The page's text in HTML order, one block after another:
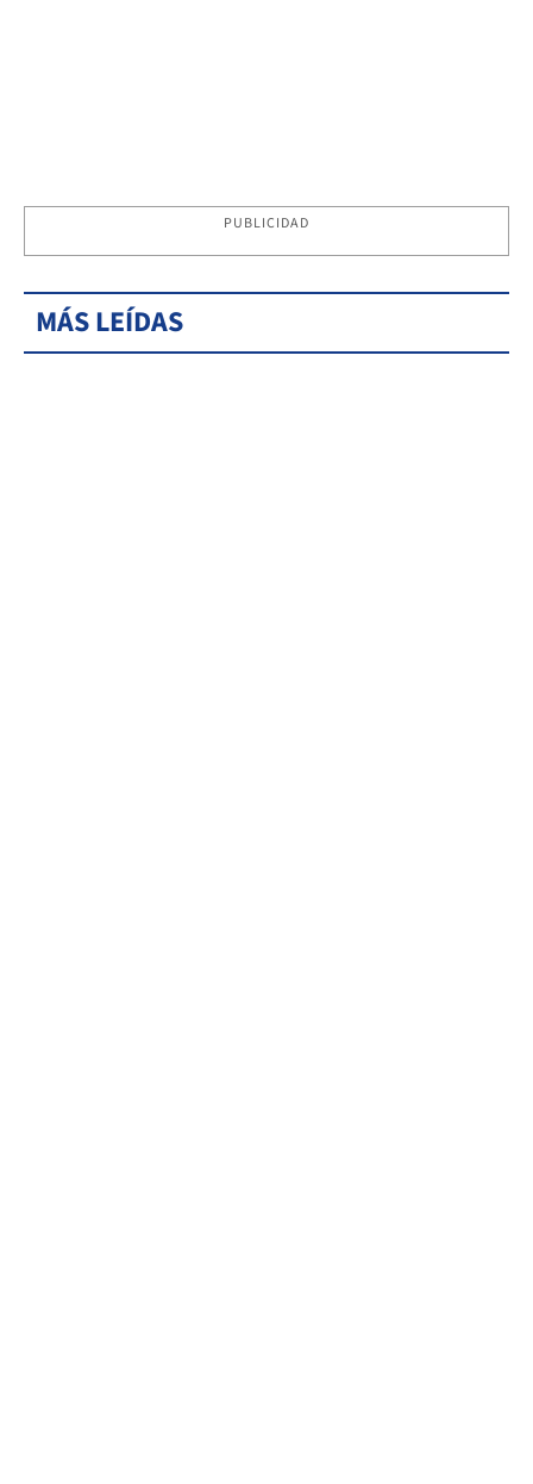
PUBLICIDAD
MÁS LEÍDAS